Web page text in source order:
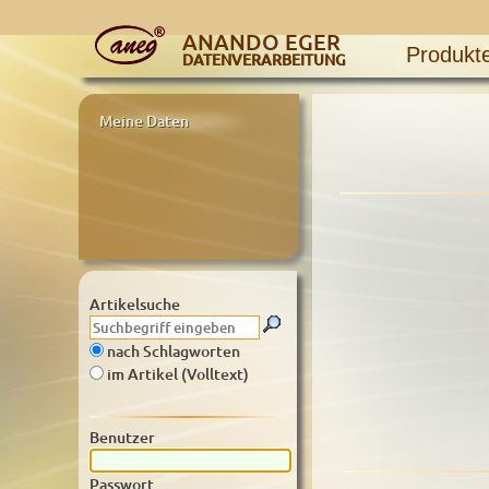
ANANDO EGER
DATENVERARBEITUNG
Meine Daten
Artikelsuche
nach Schlagworten
im Artikel (Volltext)
Benutzer
Passwort